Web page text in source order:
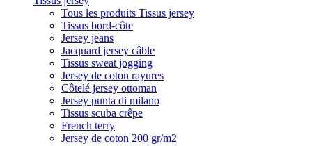
Tous les produits Tissus jersey
Tissus bord-côte
Jersey jeans
Jacquard jersey câble
Tissus sweat jogging
Jersey de coton rayures
Côtelé jersey ottoman
Jersey punta di milano
Tissus scuba crêpe
French terry
Jersey de coton 200 gr/m2